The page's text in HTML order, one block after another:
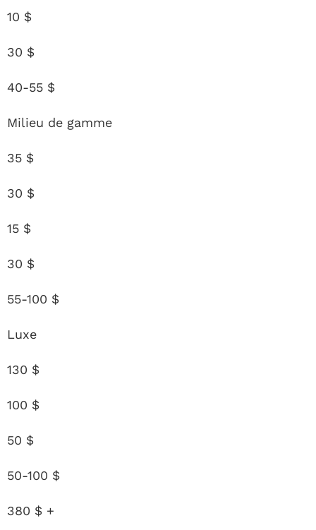
10 $
30 $
40-55 $
Milieu de gamme
35 $
30 $
15 $
30 $
55-100 $
Luxe
130 $
100 $
50 $
50-100 $
380 $ +